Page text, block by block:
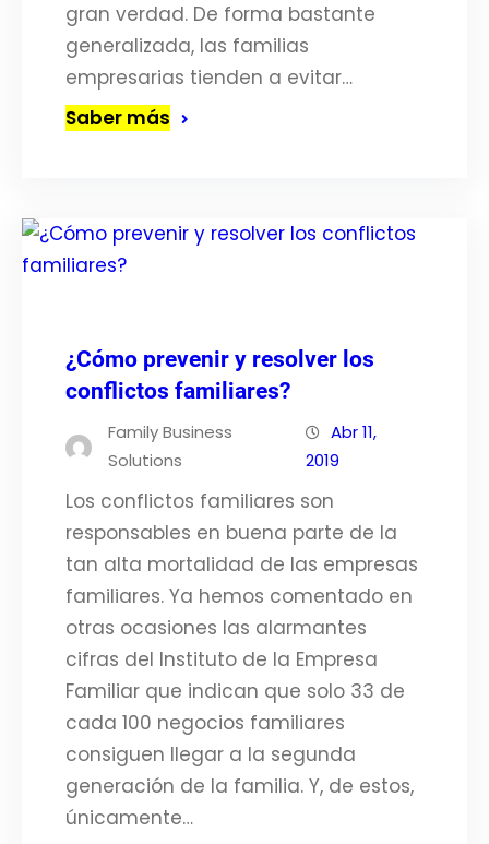
gran verdad. De forma bastante
generalizada, las familias
empresarias tienden a evitar…
Saber más
¿Cómo prevenir y resolver los
conflictos familiares?
Family Business
Solutions
Abr 11,
2019
Los conflictos familiares son
responsables en buena parte de la
tan alta mortalidad de las empresas
familiares. Ya hemos comentado en
otras ocasiones las alarmantes
cifras del Instituto de la Empresa
Familiar que indican que solo 33 de
cada 100 negocios familiares
consiguen llegar a la segunda
generación de la familia. Y, de estos,
únicamente…